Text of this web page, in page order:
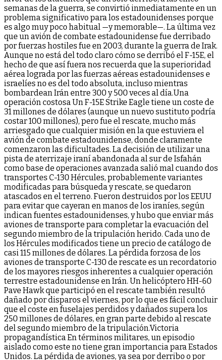
semanas de la guerra, se convirtió inmediatamente en un
problema significativo para los estadounidenses porque
es algo muy poco habitual —y memorable—. La última vez
que un avión de combate estadounidense fue derribado
por fuerzas hostiles fue en 2003, durante la guerra de Irak.
Aunque no está del todo claro cómo se derribó el F-15E, el
hecho de que así fuera nos recuerda que la superioridad
aérea lograda por las fuerzas aéreas estadounidenses e
israelíes no es del todo absoluta, incluso mientras
bombardean Irán entre 300 y 500 veces al día.Una
operación costosa Un F-15E Strike Eagle tiene un coste de
31 millones de dólares (aunque un nuevo sustituto podría
costar 100 millones), pero fue el rescate, mucho más
arriesgado que cualquier misión en la que estuviera el
avión de combate estadounidense, donde claramente
comenzaron las dificultades. La decisión de utilizar una
pista de aterrizaje iraní abandonada al sur de Isfahán
como base de operaciones avanzada salió mal cuando dos
transportes C-130 Hércules, probablemente variantes
modificadas para búsqueda y rescate, se quedaron
atascados en el terreno. Fueron destruidos por los EEUU
para evitar que cayeran en manos de los iraníes, según
indican fuentes estadounidenses, y hubo que enviar más
aviones de transporte para completar la evacuación del
segundo miembro de la tripulación herido. Cada uno de
los Hércules modificados tiene un precio de catálogo de
casi 115 millones de dólares. La pérdida forzosa de los
aviones de transporte C-130 de rescate es un recordatorio
de los mayores riesgos inherentes a cualquier operación
terrestre estadounidense en Irán. Un helicóptero HH-60
Pave Hawk que participó en el rescate también resultó
dañado por disparos el viernes, por lo que es fácil concluir
que el coste en fuselajes perdidos y dañados supera los
250 millones de dólares, en gran parte debido al rescate
del segundo miembro de la tripulación.Victoria
propagandística En términos militares, un episodio
aislado como este no tiene gran importancia para Estados
Unidos. La pérdida de aviones, ya sea por derribo o por